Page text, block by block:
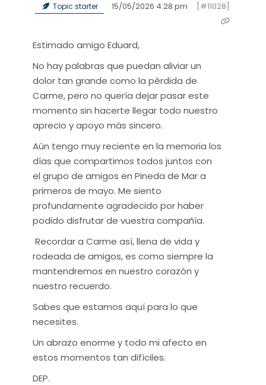
Topic starter 15/05/2026 4:28 pm [#11028]
Estimado amigo Eduard,
​No hay palabras que puedan aliviar un
dolor tan grande como la pérdida de
Carme, pero no quería dejar pasar este
momento sin hacerte llegar todo nuestro
aprecio y apoyo más sincero.
​Aún tengo muy reciente en la memoria los
días que compartimos todos juntos con
el grupo de amigos en Pineda de Mar a
primeros de mayo. Me siento
profundamente agradecido por haber
podido disfrutar de vuestra compañía.
Recordar a Carme así, llena de vida y
rodeada de amigos, es como siempre la
mantendremos en nuestro corazón y
nuestro recuerdo.
​Sabes que estamos aquí para lo que
necesites.
​Un abrazo enorme y todo mi afecto en
estos momentos tan difíciles.
​DEP.